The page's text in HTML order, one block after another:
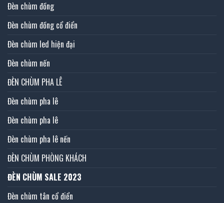
Đèn chùm đồng
Đèn chùm đồng cổ điển
Đèn chùm led hiện đại
Đèn chùm nến
ĐÈN CHÙM PHA LÊ
Đèn chùm pha lê
Đèn chùm pha lê
Đèn chùm pha lê nến
ĐÈN CHÙM PHÒNG KHÁCH
ĐÈN CHÙM SALE 2023
Đèn chùm tân cổ điển